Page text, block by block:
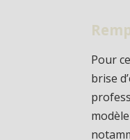
Pour
brise